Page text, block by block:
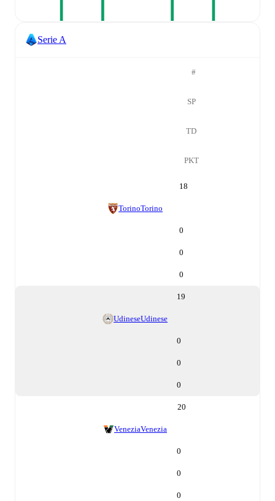
Serie A
#
SP
TD
PKT
18
TorinoTorino
0
0
0
19
UdineseUdinese
0
0
0
20
VeneziaVenezia
0
0
0